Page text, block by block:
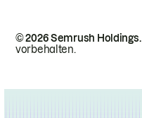
© 2026 Semrush Holdings.
vorbehalten.